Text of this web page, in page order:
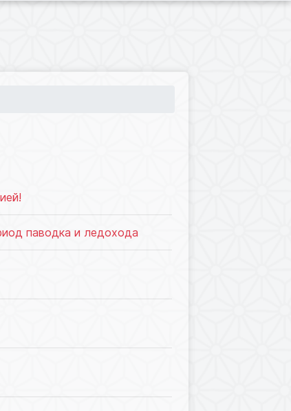
паводка и ледохода